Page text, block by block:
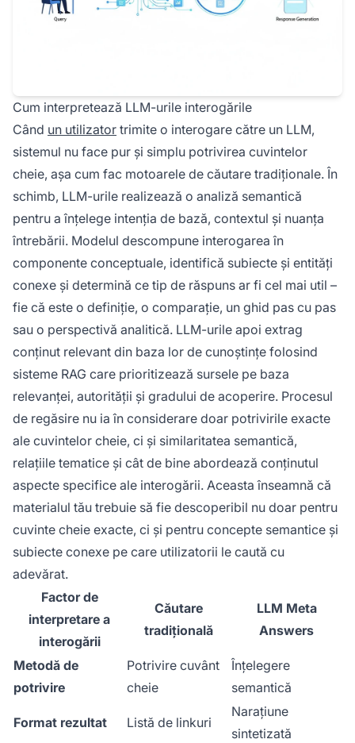
Cum interpretează LLM-urile interogările
Când un utilizator trimite o interogare către un LLM,
sistemul nu face pur și simplu potrivirea cuvintelor
cheie, așa cum fac motoarele de căutare tradiționale. În
schimb, LLM-urile realizează o analiză semantică
pentru a înțelege intenția de bază, contextul și nuanța
întrebării. Modelul descompune interogarea în
componente conceptuale, identifică subiecte și entități
conexe și determină ce tip de răspuns ar fi cel mai util –
fie că este o definiție, o comparație, un ghid pas cu pas
sau o perspectivă analitică. LLM-urile apoi extrag
conținut relevant din baza lor de cunoștințe folosind
sisteme RAG care prioritizează sursele pe baza
relevanței, autorității și gradului de acoperire. Procesul
de regăsire nu ia în considerare doar potrivirile exacte
ale cuvintelor cheie, ci și similaritatea semantică,
relațiile tematice și cât de bine abordează conținutul
aspecte specifice ale interogării. Aceasta înseamnă că
materialul tău trebuie să fie descoperibil nu doar pentru
cuvinte cheie exacte, ci și pentru concepte semantice și
subiecte conexe pe care utilizatorii le caută cu
adevărat.
Factor de
interpretare a
interogării
Căutare
tradițională
LLM Meta
Answers
Metodă de
potrivire
Potrivire cuvânt
cheie
Înțelegere
semantică
Format rezultat Listă de linkuri
Narațiune
sintetizată